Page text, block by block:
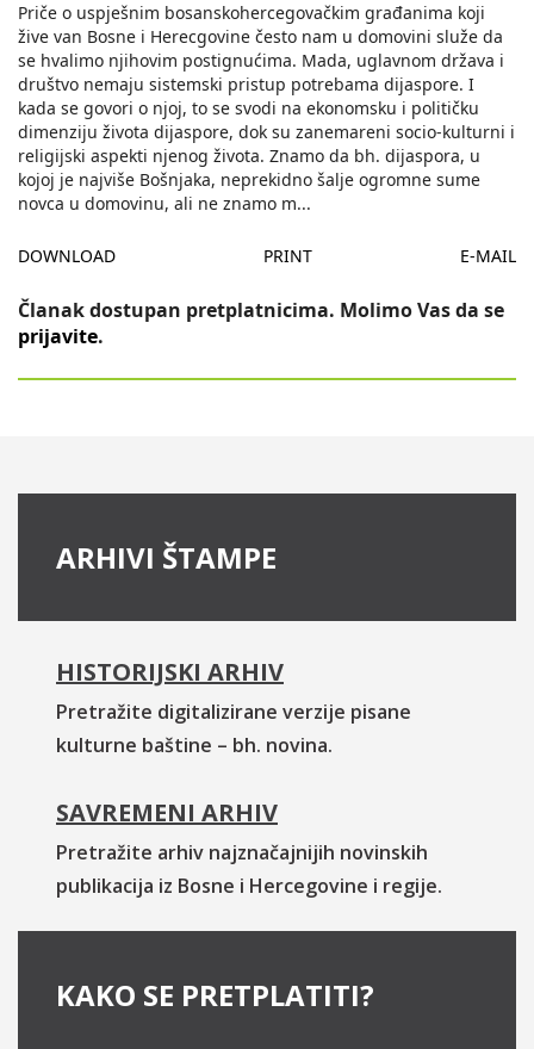
Priče o uspješnim bosanskohercegovačkim građanima koji
žive van Bosne i Herecgovine često nam u domovini služe da
se hvalimo njihovim postignućima. Mada, uglavnom država i
društvo nemaju sistemski pristup potrebama dijaspore. I
kada se govori o njoj, to se svodi na ekonomsku i političku
dimenziju života dijaspore, dok su zanemareni socio-kulturni i
religijski aspekti njenog života. Znamo da bh. dijaspora, u
kojoj je najviše Bošnjaka, neprekidno šalje ogromne sume
novca u domovinu, ali ne znamo m...
DOWNLOAD PRINT E-MAIL
Članak dostupan pretplatnicima. Molimo Vas da se
prijavite.
ARHIVI ŠTAMPE
HISTORIJSKI ARHIV
Pretražite digitalizirane verzije pisane
kulturne baštine – bh. novina.
SAVREMENI ARHIV
Pretražite arhiv najznačajnijih novinskih
publikacija iz Bosne i Hercegovine i regije.
KAKO SE PRETPLATITI?